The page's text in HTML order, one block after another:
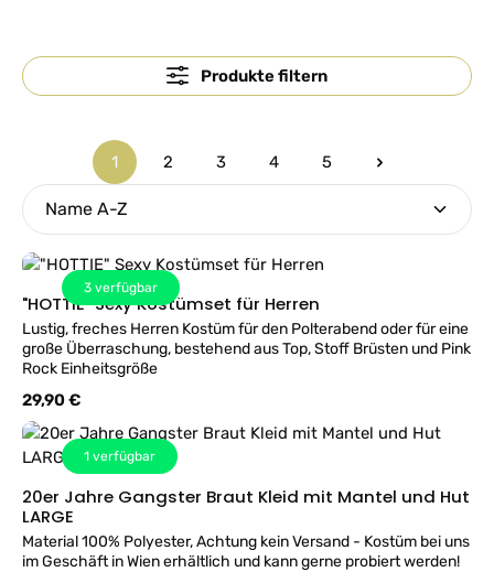
Produkte filtern
Seite
1
Seite
2
Seite
3
Seite
4
Seite
5
3 verfügbar
"HOTTIE" Sexy Kostümset für Herren
Lustig, freches Herren Kostüm für den Polterabend oder für eine
große Überraschung, bestehend aus Top, Stoff Brüsten und Pink
Rock Einheitsgröße
Regulärer Preis:
29,90 €
1 verfügbar
20er Jahre Gangster Braut Kleid mit Mantel und Hut
LARGE
Material 100% Polyester, Achtung kein Versand - Kostüm bei uns
im Geschäft in Wien erhältlich und kann gerne probiert werden!